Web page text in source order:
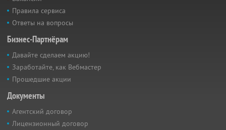
Правила сервиса
Ответы на вопросы
Бизнес-Партнёрам
Давайте сделаем акцию!
Заработайте, как Вебмастер
Прошедшие акции
Документы
Агентский договор
Лицензионный договор